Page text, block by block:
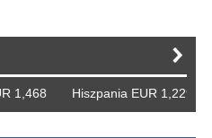
Hiszpania EUR 1,229